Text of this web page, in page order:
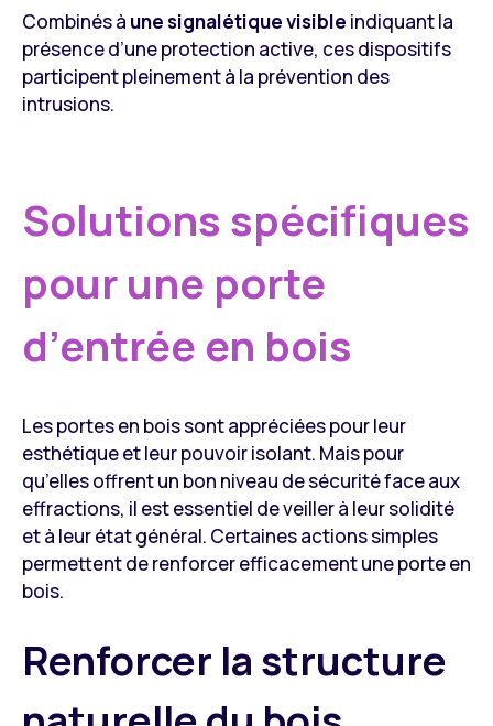
Combinés à une signalétique visible indiquant la
présence d’une protection active, ces dispositifs
participent pleinement à la prévention des
intrusions.
Solutions spécifiques
pour une porte
d’entrée en bois
Les portes en bois sont appréciées pour leur
esthétique et leur pouvoir isolant. Mais pour
qu’elles offrent un bon niveau de sécurité face aux
effractions, il est essentiel de veiller à leur solidité
et à leur état général. Certaines actions simples
permettent de renforcer efficacement une porte en
bois.
Renforcer la structure